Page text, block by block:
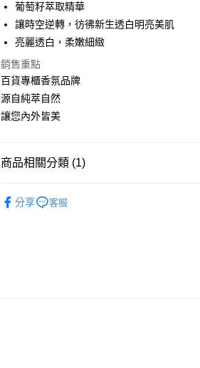
運送方式
每筆NT$60，滿NT$880(含以上)免運費
付款後全家取貨
每筆NT$60，滿NT$880(含以上)免運費
每筆NT$60，滿NT$880(含以上)免運費
每筆NT$60，滿NT$880(含以上)免運費
葡萄籽萃取精華
讓時空逆轉，彷彿新生透白明亮美肌
亮麗透白，柔嫩細緻
銷售重點
百貨專櫃香氛品牌
源自純萃自然
讓您內外皆美
商品相關分類 (1)
分享
客服